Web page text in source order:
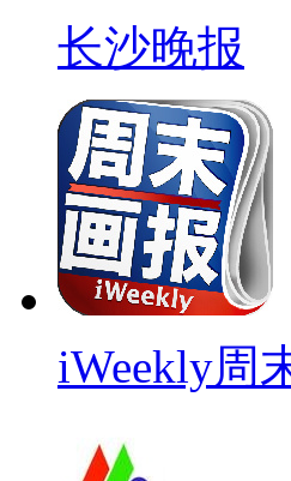
长沙晚报
iWeekly周